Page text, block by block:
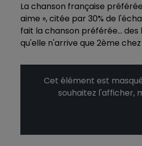
La chanson française
aime », citée par 30% de
fait la chanson préférée…
qu'elle n'arrive que 2ème
Cet élément est
souhaitez l'afficher,